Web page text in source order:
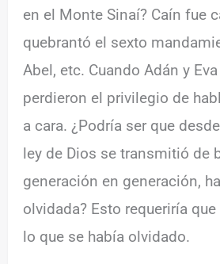
en el Monte Sinaí? Caín fue
quebrantó el sexto
Abel, etc. Cuando Adán y
perdieron el privilegio de
a cara. ¿Podría ser que
ley de Dios se transmitió de
generación en generación,
olvidada? Esto requeriría
lo que se había olvidado.